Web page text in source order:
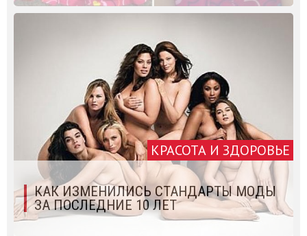
КРАСОТА И ЗДОРОВЬЕ
КАК ИЗМЕНИЛИСЬ СТАНДАРТЫ МОДЫ
ЗА ПОСЛЕДНИЕ 10 ЛЕТ